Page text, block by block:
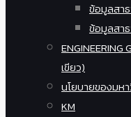
ข้อมูลสา
ข้อมูลสา
ENGINEERING
เขียว)
นโยบายของมห
KM